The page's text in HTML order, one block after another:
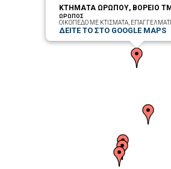
ΚΤΗΜΑΤΑ ΩΡΩΠΟΥ, ΒΟΡΕΙΟ
ΩΡΩΠΟΣ
ΟΙΚΟΠΕΔΟ ΜΕ ΚΤΙΣΜΑΤΑ,
ΔΕΙΤΕ ΤΟ ΣΤΟ GOOGLE MAPS